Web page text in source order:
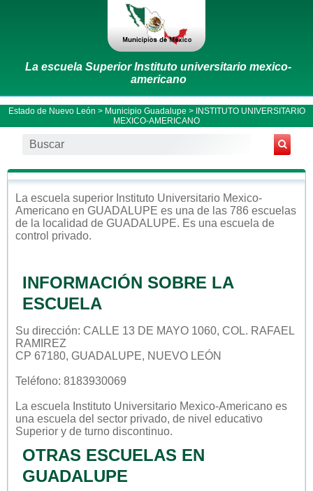
La escuela Superior Instituto universitario mexico-
americano
Estado de Nuevo León > Municipio Guadalupe > INSTITUTO UNIVERSITARIO
MEXICO-AMERICANO
La escuela superior Instituto Universitario Mexico-
Americano en GUADALUPE es una de las 786 escuelas
de la localidad de GUADALUPE. Es una escuela de
control privado.
INFORMACIÓN SOBRE LA
ESCUELA
Su dirección: CALLE 13 DE MAYO 1060, COL. RAFAEL
RAMIREZ
CP 67180, GUADALUPE, NUEVO LEÓN
Teléfono: 8183930069
La escuela Instituto Universitario Mexico-Americano es
una escuela del sector privado, de nivel educativo
Superior y de turno discontinuo.
OTRAS ESCUELAS EN
GUADALUPE